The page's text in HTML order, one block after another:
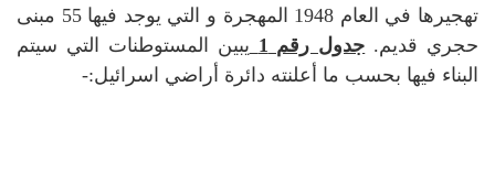
تهجيرها في العام 1948 المهجرة و التي يوجد فيها 55 مبنى
حجري قديم. جدول رقم 1
يبين المستوطنات التي سيتم
البناء فيها بحسب ما أعلنته دائرة أراضي اسرائيل:-